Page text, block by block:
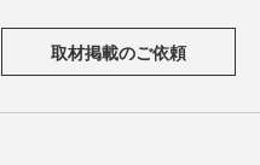
取材掲載のご依頼